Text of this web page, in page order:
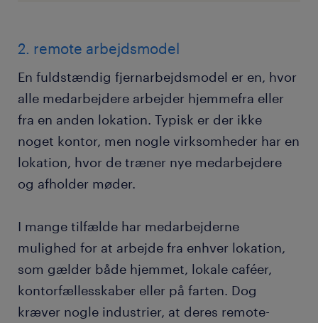
2. remote arbejdsmodel
En fuldstændig fjernarbejdsmodel er en, hvor
alle medarbejdere arbejder hjemmefra eller
fra en anden lokation. Typisk er der ikke
noget kontor, men nogle virksomheder har en
lokation, hvor de træner nye medarbejdere
og afholder møder.
I mange tilfælde har medarbejderne
mulighed for at arbejde fra enhver lokation,
som gælder både hjemmet, lokale caféer,
kontorfællesskaber eller på farten. Dog
kræver nogle industrier, at deres remote-